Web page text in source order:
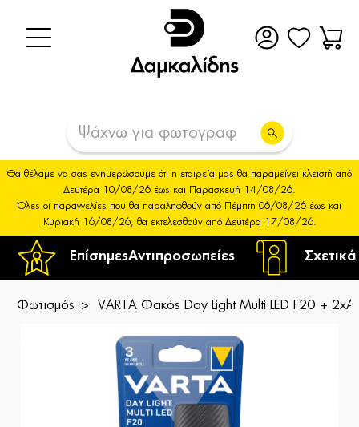
ΕπίσημεςΑντιπροσωπείες
Θα θέλαμε να σας ενημερώσουμε ότι η εταιρεία μας θα παραμείνει κλειστή από
Δευτέρα 10/08/26 έως και Παρασκευή 14/08/26.
Όλες οι παραγγελίες που θα παραληφθούν από Πέμπτη 06/08/26 έως και
Κυριακή 16/08/26, θα εκτελεσθούν από Δευτέρα 17/08/26.
Φωτισμός VARTA Φακός Day Light Multi LED F20 +